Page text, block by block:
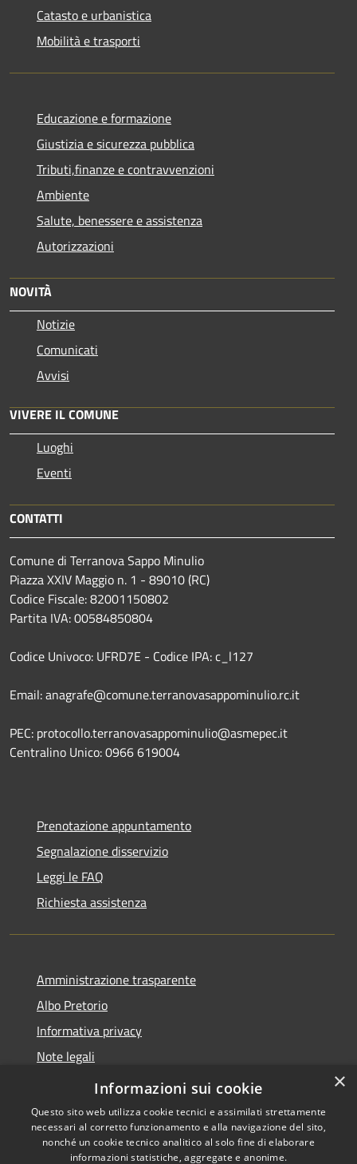
Catasto e urbanistica
Mobilità e trasporti
Educazione e formazione
Giustizia e sicurezza pubblica
Tributi,finanze e contravvenzioni
Ambiente
Salute, benessere e assistenza
Autorizzazioni
NOVITÀ
Notizie
Comunicati
Avvisi
VIVERE IL COMUNE
Luoghi
Eventi
CONTATTI
Comune di Terranova Sappo Minulio
Piazza XXIV Maggio n. 1 - 89010 (RC)
Codice Fiscale: 82001150802
Partita IVA: 00584850804
Codice Univoco: UFRD7E - Codice IPA: c_l127
Email: anagrafe@comune.terranovasappominulio.rc.it
PEC: protocollo.terranovasappominulio@asmepec.it
Centralino Unico: 0966 619004
Prenotazione appuntamento
Segnalazione disservizio
Leggi le FAQ
Richiesta assistenza
Amministrazione trasparente
Albo Pretorio
Informativa privacy
Note legali
Dichiarazione di accessibilità
×
Informazioni sui cookie
Questo sito web utilizza cookie tecnici e assimilati strettamente
necessari al corretto funzionamento e alla navigazione del sito,
nonché un cookie tecnico analitico al solo fine di elaborare
informazioni statistiche, aggregate e anonime.